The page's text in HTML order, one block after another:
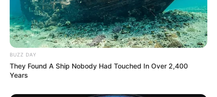
BUZZ DAY
They Found A Ship Nobody Had Touched In Over 2,400
Years